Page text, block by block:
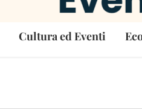
Cultura ed Eventi